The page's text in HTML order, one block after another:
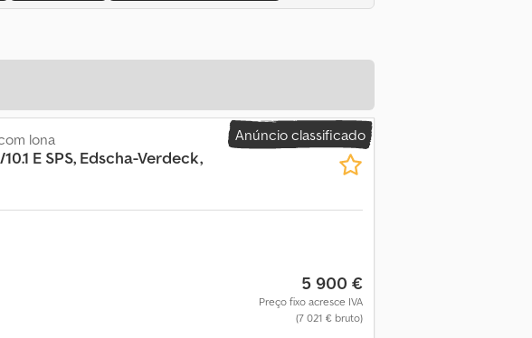
Anúncio classificado
lona
10.1 E SPS, Edscha-Verdeck,
5 900 €
Preço fixo acresce IVA
(7 021 € bruto)